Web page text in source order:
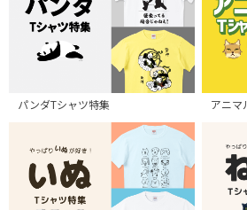
パンダTシャツ特集 アニマ